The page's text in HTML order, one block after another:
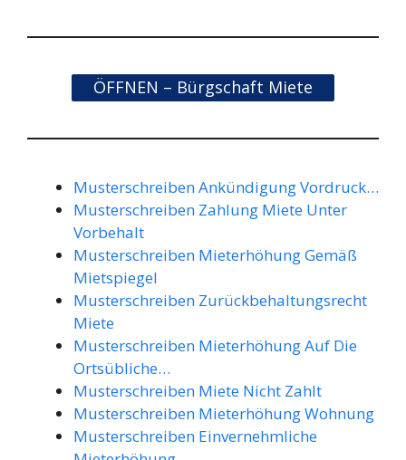
ÖFFNEN – Bürgschaft Miete
Musterschreiben Ankündigung Vordruck…
Musterschreiben Zahlung Miete Unter
Vorbehalt
Musterschreiben Mieterhöhung Gemäß
Mietspiegel
Musterschreiben Zurückbehaltungsrecht
Miete
Musterschreiben Mieterhöhung Auf Die
Ortsübliche…
Musterschreiben Miete Nicht Zahlt
Musterschreiben Mieterhöhung Wohnung
Musterschreiben Einvernehmliche